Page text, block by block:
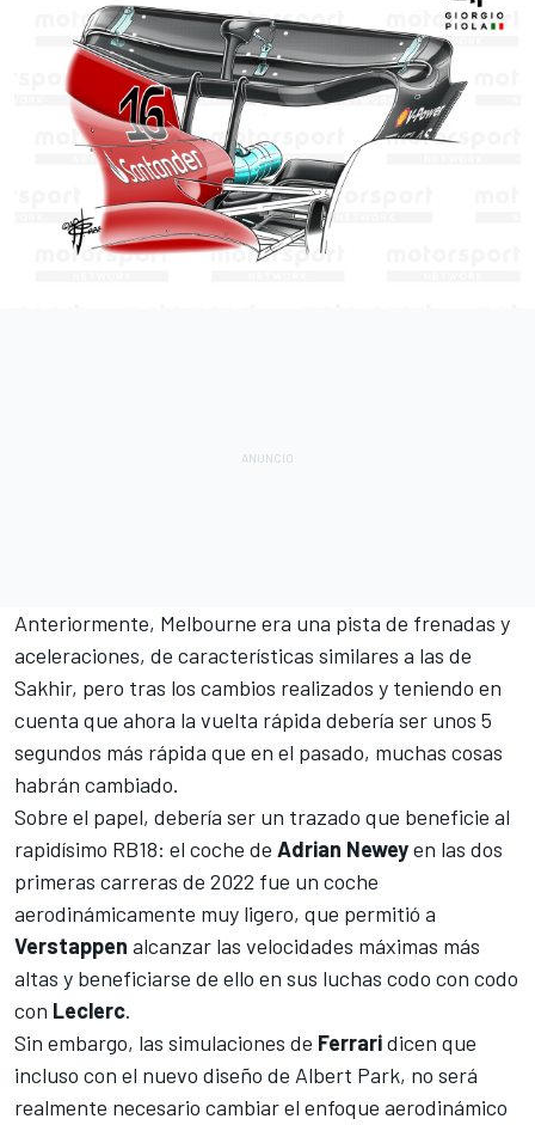
Anteriormente, Melbourne era una pista de frenadas y
aceleraciones, de características similares a las de
Sakhir, pero tras los cambios realizados y teniendo en
cuenta que ahora la vuelta rápida debería ser unos 5
segundos más rápida que en el pasado, muchas cosas
habrán cambiado.
Sobre el papel, debería ser un trazado que beneficie al
rapidísimo RB18: el coche de Adrian Neweyen las dos
primeras carreras de 2022 fue un coche
aerodinámicamente muy ligero, que permitió a
Verstappen alcanzar las velocidades máximas más
altas y beneficiarse de ello en sus luchas codo con codo
con Leclerc.
Sin embargo, las simulaciones de Ferraridicen que
incluso con el nuevo diseño de Albert Park, no será
realmente necesario cambiar el enfoque aerodinámico